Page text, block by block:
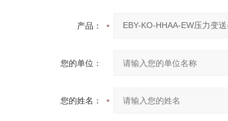
产品：
您的单位：
您的姓名：